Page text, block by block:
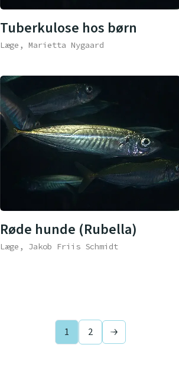
Tuberkulose hos børn
Læge, Marietta Nygaard
Røde hunde (Rubella)
Læge, Jakob Friis Schmidt
1 2 Next page